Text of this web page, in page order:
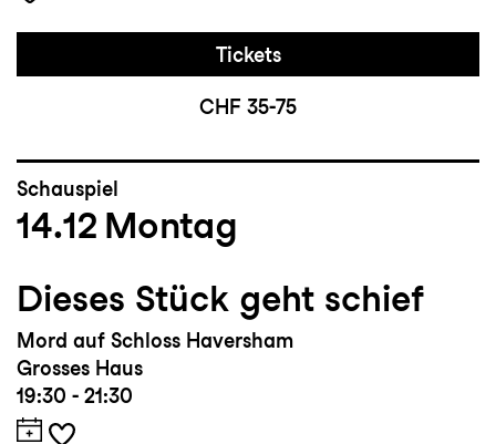
Tickets
CHF 35-75
Schauspiel
14.12 Montag
Dieses Stück geht schief
Mord auf Schloss Haversham
Grosses Haus
19:30 - 21:30